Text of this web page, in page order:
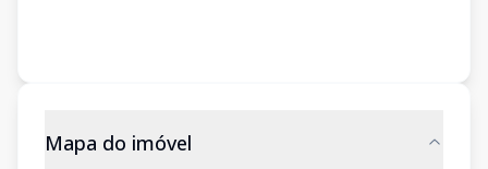
Mapa do imóvel